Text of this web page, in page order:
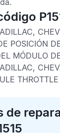
POSICIÓN
MÓDULO
de